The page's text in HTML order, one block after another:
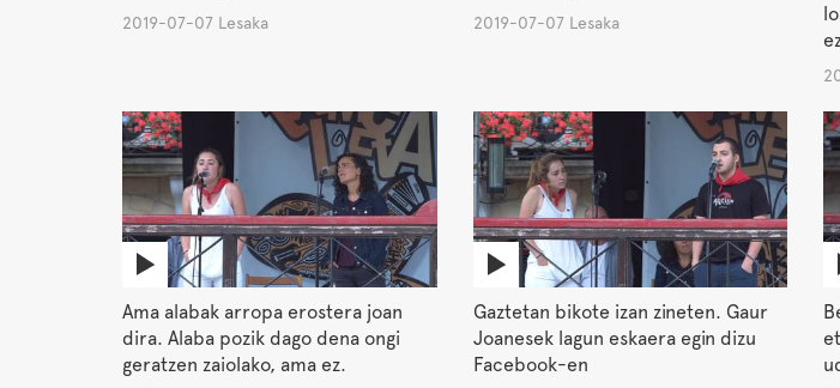
2019-07-07 Lesaka 2019-07-07 Lesaka
Ama alabak arropa erostera joan
dira. Alaba pozik dago dena ongi
geratzen zaiolako, ama ez.
Gaztetan bikote izan zineten. Gaur
Joanesek lagun eskaera egin dizu
Facebook-en